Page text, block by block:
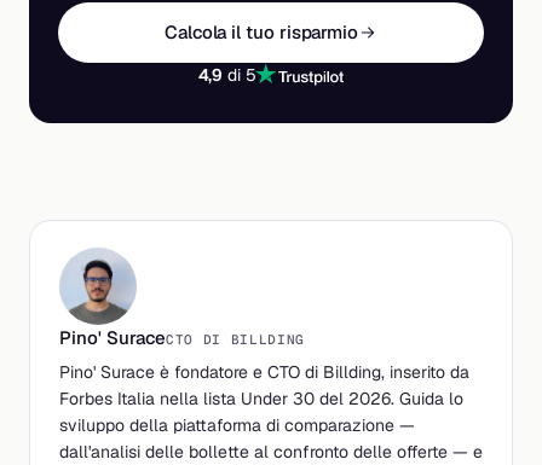
Calcola il tuo risparmio
4,9 di 5
Pino' SuraceCTO DI BILLDING
Pino' Surace è fondatore e CTO di Billding, inserito da
Forbes Italia nella lista Under 30 del 2026. Guida lo
sviluppo della piattaforma di comparazione —
dall'analisi delle bollette al confronto delle offerte — e